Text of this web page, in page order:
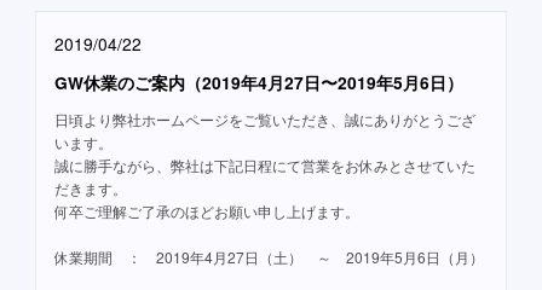
2019/04/22
GW休業のご案内（2019年4月27日〜2019年5月6日）
日頃より弊社ホームページをご覧いただき、誠にありがとうござ
います。
誠に勝手ながら、弊社は下記日程にて営業をお休みとさせていた
だきます。
何卒ご理解ご了承のほどお願い申し上げます。
休業期間 ： 2019年4月27日（土） ～ 2019年5月6日（月）